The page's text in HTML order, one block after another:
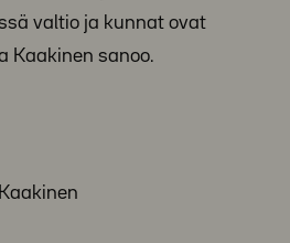
valtio ja kunnat ovat
Kaakinen sanoo.